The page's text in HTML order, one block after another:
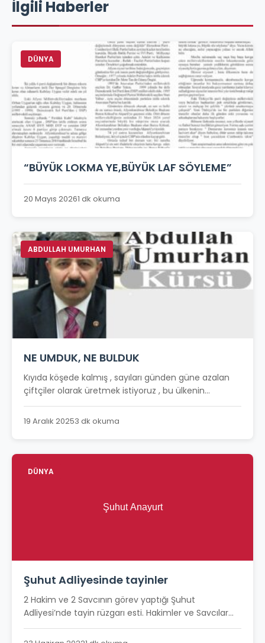
İlgili Haberler
DÜNYA
“BÜYÜK LOKMA YE,BÜYÜK LAF SÖYLEME”
20 Mayıs 20261 dk okuma
ABDULLAH UMURHAN
NE UMDUK, NE BULDUK
Kıyıda köşede kalmış , sayıları günden güne azalan
çiftçiler olarak üretmek istiyoruz , bu ülkenin...
19 Aralık 20253 dk okuma
DÜNYA
Şuhut Adliyesinde tayinler
2 Hakim ve 2 Savcının görev yaptığı Şuhut
Adliyesi’nde tayin rüzgarı esti. Hakimler ve Savcılar...